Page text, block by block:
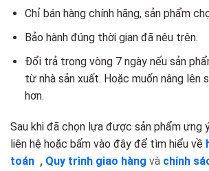
Chỉ bán hàng chính hãng, sản phẩm
Bảo hành đúng thời gian đã nêu trên.
Đổi trả trong vòng 7 ngày nếu sản
từ nhà sản xuất. Hoặc muốn nâng lên
hơn.
Sau khi đã chọn lựa được sản phẩm ưng
liên hệ hoặc bấm vào đây để tìm hiểu về
toán , Quy trình giao hàng và chính